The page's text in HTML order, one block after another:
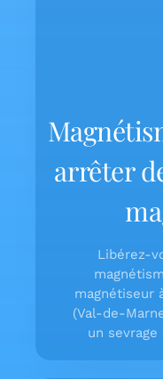
arrêter
Libérez-
magnétiseur
(Val-de-
un